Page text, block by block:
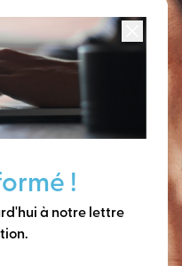
!
à notre lettre
du
avenir